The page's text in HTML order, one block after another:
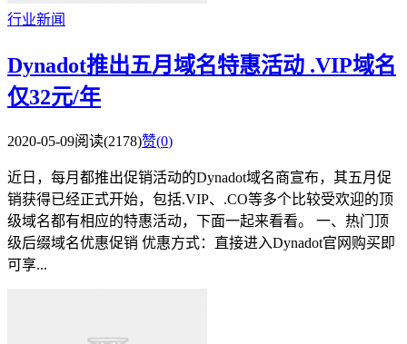
行业新闻
Dynadot推出五月域名特惠活动 .VIP域名
仅32元/年
2020-05-09阅读(2178)赞(0)
近日，每月都推出促销活动的Dynadot域名商宣布，其五月促
销获得已经正式开始，包括.VIP、.CO等多个比较受欢迎的顶
级域名都有相应的特惠活动，下面一起来看看。 一、热门顶
级后缀域名优惠促销 优惠方式：直接进入Dynadot官网购买即
可享...